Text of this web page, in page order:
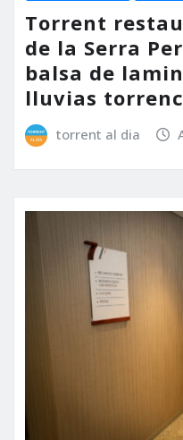
Torrent
de la Serra
balsa de
lluvias
torrent al dia